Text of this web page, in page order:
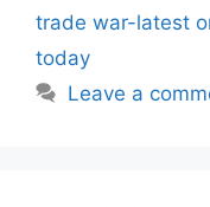
trade war-latest
today
Leave a